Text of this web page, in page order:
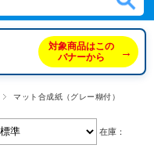
対象商品はこの
バナーから
→
マット合成紙（グレー糊付）
在庫：